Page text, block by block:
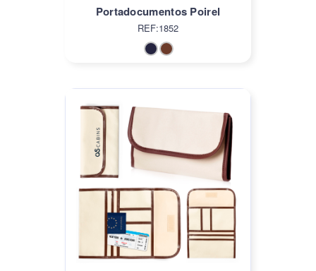
Portadocumentos Poirel
REF:1852